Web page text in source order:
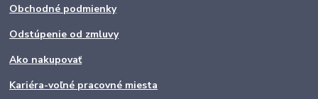
Obchodné podmienky
Odstúpenie od zmluvy
Ako nakupovať
Kariéra-voľné pracovné miesta